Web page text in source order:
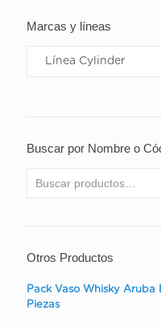
Marcas y líneas
Buscar por Nombre o
Otros Productos
Pack Vaso Whisky Aruba
Piezas